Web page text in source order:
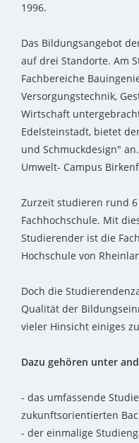
1996.
Das Bildungsangebot
auf drei Standorte. Am
Fachbereiche
Versorgungstechnik,
Wirtschaft
Edelsteinstadt, bietet
und Schmuckdesign"
Umwelt- Campus
Zurzeit studieren rund
Fachhochschule. Mit
Studierender ist die
Hochschule von
Doch die
Qualität der
vieler Hinsicht einiges
Dazu gehören unter
- das umfassende
zukunftsorientierten
- der einmalige